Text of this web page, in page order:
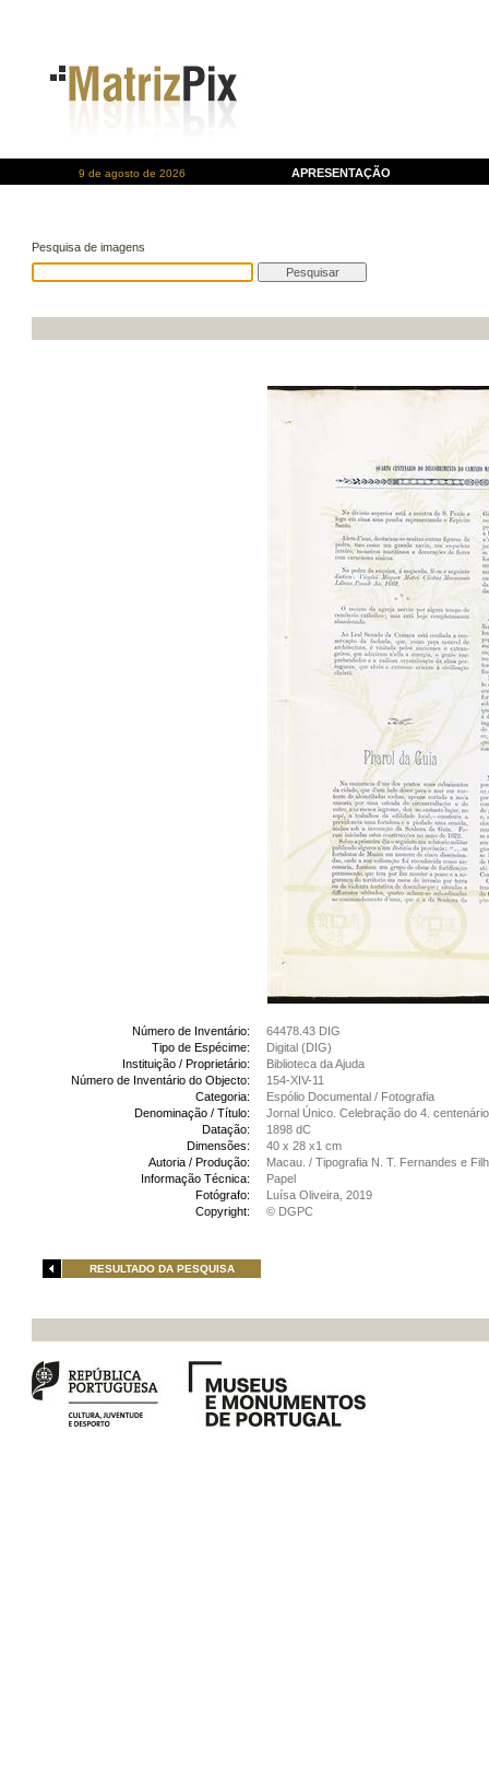
9 de agosto de 2026 APRESENTAÇÃO
Pesquisa de imagens
Número de Inventário:
64478.43 DIG
Tipo de Espécime:
Digital (DIG)
Instituição / Proprietário:
Biblioteca da Ajuda
Número de Inventário do Objecto:
154-XIV-11
Categoria:
Espólio Documental / Fotografia
Denominação / Título:
Jornal Único. Celebração do 4.
Datação:
1898 dC
Dimensões:
40 x 28 x1 cm
Autoria / Produção:
Macau. / Tipografia N. T. Fernandes e
Informação Técnica:
Papel
Fotógrafo:
Luísa Oliveira, 2019
Copyright:
© DGPC
RESULTADO DA PESQUISA